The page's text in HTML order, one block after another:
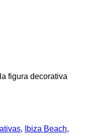
figura decorativa
, Ibiza Beach,